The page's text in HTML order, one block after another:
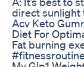
direct sunlight
Acv Keto
Diet For
Fat burning
#fitnessroutine